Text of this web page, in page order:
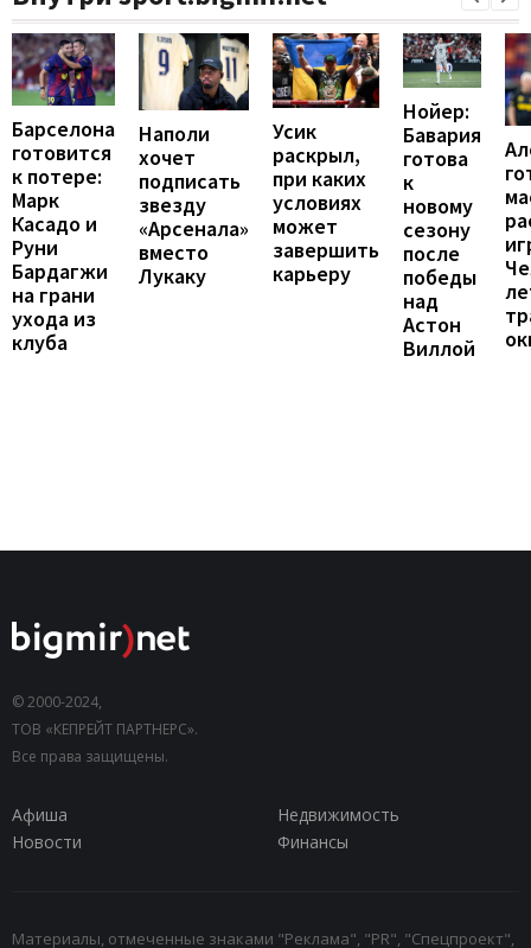
Барселона
готовится
к потере:
Марк
Касадо и
Руни
Бардагжи
на грани
ухода из
клуба
Наполи
хочет
подписать
звезду
«Арсенала»
вместо
Лукаку
Усик
раскрыл,
при каких
условиях
может
завершить
карьеру
Нойер:
Бавария
готова
к
новому
сезону
после
победы
над
Астон
Виллой
© 2000-2024,
ТОВ «КЕПРЕЙТ ПАРТНЕРС».
Все права защищены.
Афиша
Недвижимость
Новости
Финансы
Материалы, отмеченные знаками "Реклама", "PR", "Спецпроект",